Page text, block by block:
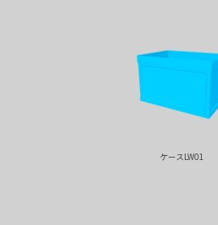
ケースLW01